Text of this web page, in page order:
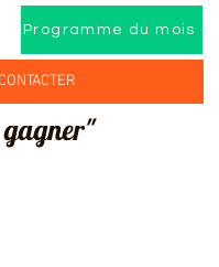
Programme du mois
gagner"